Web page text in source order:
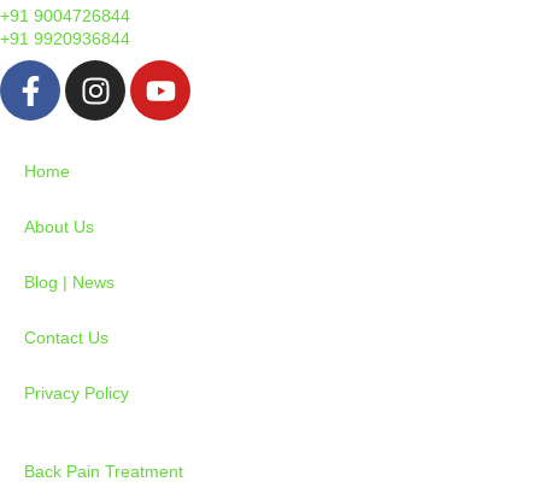
+91 9004726844
+91 9920936844
F
a
e
o
k
f
I
n
g
a
Y
o
Home
About Us
Blog | News
Contact Us
Privacy Policy
Back Pain Treatment